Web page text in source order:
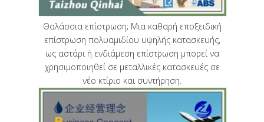
Θαλάσσια επίστρωση; Μια καθαρή εποξειδική
επίστρωση πολυαμιδίου υψηλής κατασκευής,
ως αστάρι ή ενδιάμεση επίστρωση μπορεί να
χρησιμοποιηθεί σε μεταλλικές κατασκευές σε
νέο κτίριο και συντήρηση.